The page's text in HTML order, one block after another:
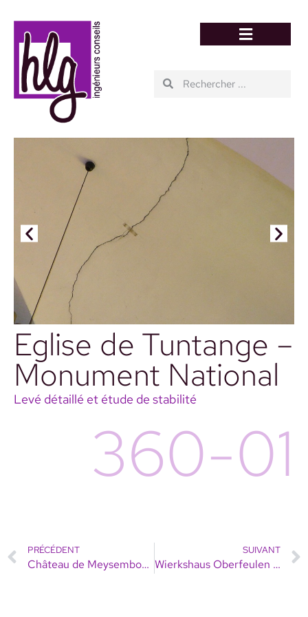
Eglise de Tuntange –
Monument National
Levé détaillé et étude de stabilité
360-01
PRÉCÉDENT
Château de Meysembourg – Monument National
SUIVANT
Wierkshaus Oberfeulen – Monument National